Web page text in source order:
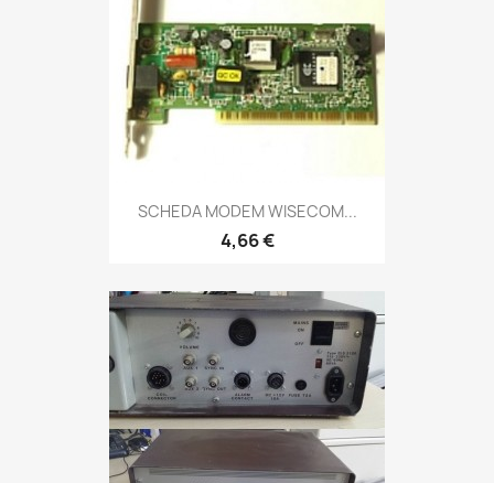
SCHEDA MODEM WISECOM...
4,66 €